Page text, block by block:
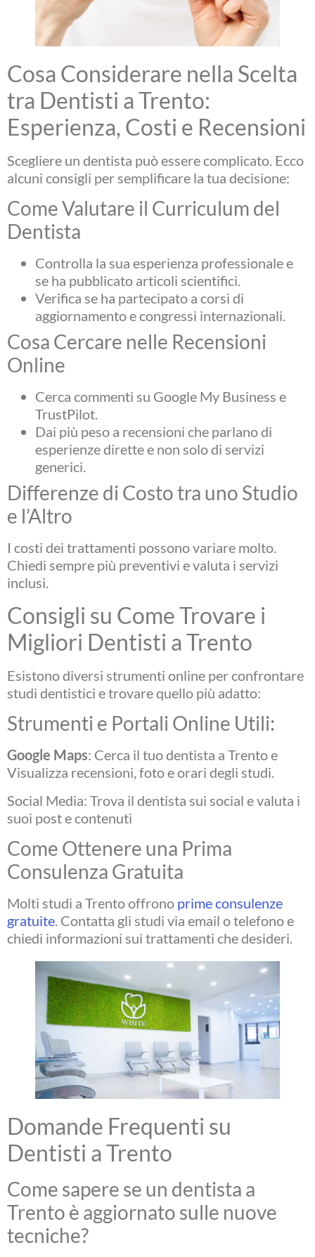
Cosa Considerare nella Scelta
tra Dentisti a Trento:
Esperienza, Costi e Recensioni
Scegliere un dentista può essere complicato. Ecco
alcuni consigli per semplificare la tua decisione:
Come Valutare il Curriculum del
Dentista
Controlla la sua esperienza professionale e
se ha pubblicato articoli scientifici.
Verifica se ha partecipato a corsi di
aggiornamento e congressi internazionali.
Cosa Cercare nelle Recensioni
Online
Cerca commenti su Google My Business e
TrustPilot.
Dai più peso a recensioni che parlano di
esperienze dirette e non solo di servizi
generici.
Differenze di Costo tra uno Studio
e l’Altro
I costi dei trattamenti possono variare molto.
Chiedi sempre più preventivi e valuta i servizi
inclusi.
Consigli su Come Trovare i
Migliori Dentisti a Trento
Esistono diversi strumenti online per confrontare
studi dentistici e trovare quello più adatto:
Strumenti e Portali Online Utili:
Google Maps: Cerca il tuo dentista a Trento e
Visualizza recensioni, foto e orari degli studi.
Social Media: Trova il dentista sui social e valuta i
suoi post e contenuti
Come Ottenere una Prima
Consulenza Gratuita
Molti studi a Trento offrono prime consulenze
gratuite. Contatta gli studi via email o telefono e
chiedi informazioni sui trattamenti che desideri.
Domande Frequenti su
Dentisti a Trento
Come sapere se un dentista a
Trento è aggiornato sulle nuove
tecniche?